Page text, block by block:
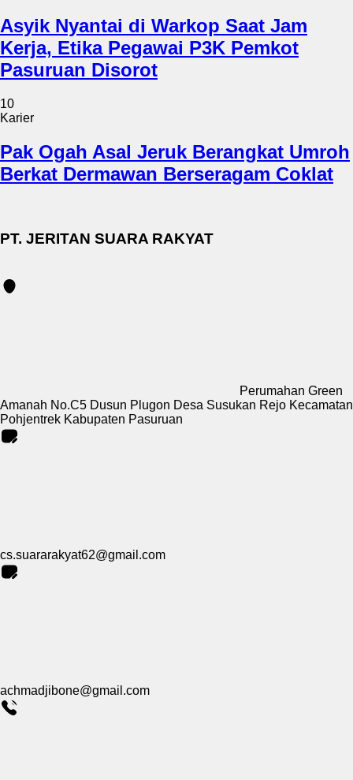
Asyik Nyantai di Warkop Saat Jam
Kerja, Etika Pegawai P3K Pemkot
Pasuruan Disorot
10
Karier
Pak Ogah Asal Jeruk Berangkat Umroh
Berkat Dermawan Berseragam Coklat
PT. JERITAN SUARA RAKYAT
Perumahan Green
Amanah No.C5 Dusun Plugon Desa Susukan Rejo Kecamatan
Pohjentrek Kabupaten Pasuruan
cs.suararakyat62@gmail.com
achmadjibone@gmail.com